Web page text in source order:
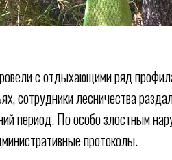
с отдыхающими ряд
сотрудники лесничества
период. По особо злостным
протоколы.